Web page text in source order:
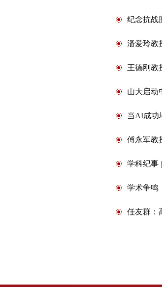
纪念抗战
潘爱玲教
王德刚教
山大启动
当AI成功
傅永军教
学科纪事
学术争鸣
任友群：